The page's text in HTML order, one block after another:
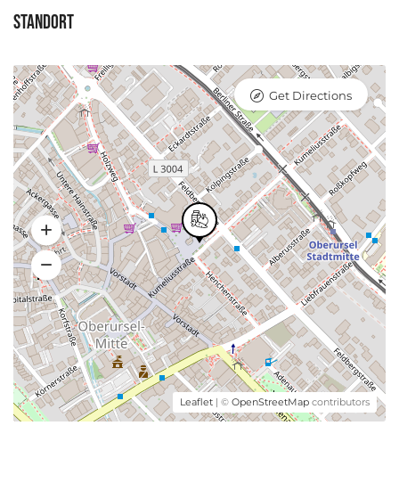
Standort
Leaflet | © OpenStreetMap contributors
Get Directions